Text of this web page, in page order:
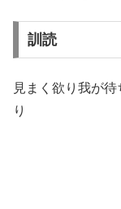
訓読
見まく欲り我が
り